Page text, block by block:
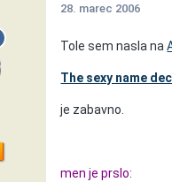
28. marec 2006
Tole sem nasla na
The sexy name
je zabavno.
men je prslo: